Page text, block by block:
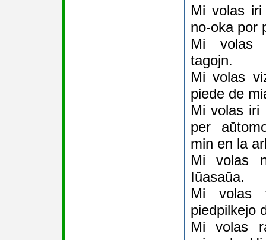
Mi volas
no-oka por
Mi volas
tagojn.
Mi volas
piede de
Mi volas iri
per
min en la
Mi volas
Iŭasaŭa.
Mi volas
piedpilkejo
Mi volas